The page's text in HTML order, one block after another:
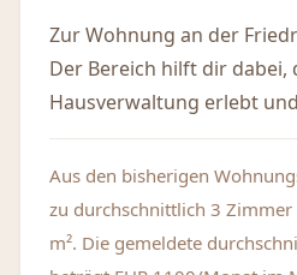
Zur Wohnung an der
Der Bereich hilft dir dabei,
Hausverwaltung erlebt
Aus den bisherigen
zu durchschnittlich 3
m². Die gemeldete